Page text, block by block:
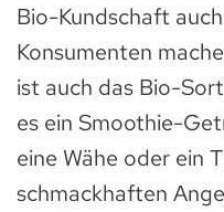
Bio-Kundschaft
Konsumenten
ist auch das Bio-
es ein Smoothie-
eine Wähe oder ein
schmackhaften